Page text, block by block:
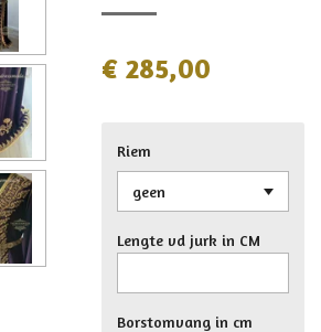
€ 285,00
Riem
Lengte vd jurk in CM
Borstomvang in cm